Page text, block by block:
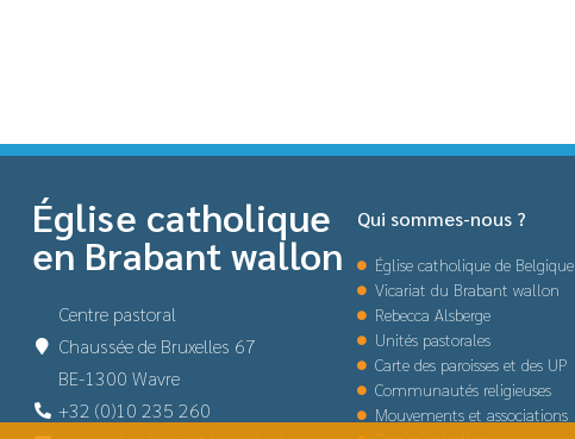
Église catholique
en Brabant wallon
Centre pastoral
Chaussée de Bruxelles 67
BE-1300 Wavre
+32 (0)10 235 260
Qui sommes-nous ?
Église catholique de Belgique
Vicariat du Brabant wallon
Rebecca Alsberge
Unités pastorales
Carte des paroisses et des UP
Communautés religieuses
Mouvements et associations